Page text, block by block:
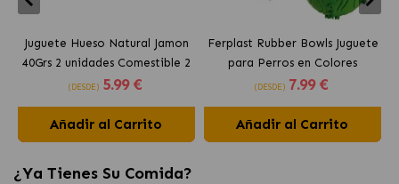
Juguete Hueso Natural Jamon
40Grs 2 unidades Comestible 2
unidades Ferplast
(DESDE) 5.99 €
Añadir al Carrito
Ferplast Rubber Bowls Juguete
para Perros en Colores
Surtidos
(DESDE) 7.99 €
Añadir al Carrito
¿Ya Tienes Su Comida?